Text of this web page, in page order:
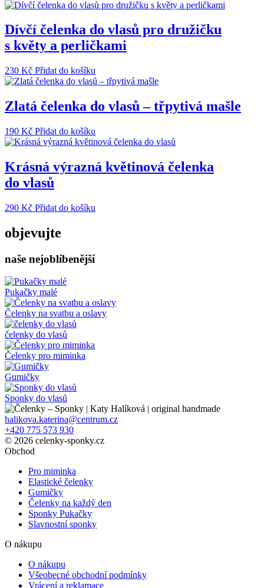
Dívčí čelenka do vlasů pro družičku
s květy a perličkami
230 Kč Přidat do košíku
Zlatá čelenka do vlasů – třpytivá mašle
190 Kč Přidat do košíku
Krásná výrazná květinová čelenka
do vlasů
290 Kč Přidat do košíku
objevujte
naše nejoblíbenější
Pukačky malé
Čelenky na svatbu a oslavy
čelenky do vlasů
Čelenky pro miminka
Gumičky
Sponky do vlasů
halikova.katerina@centrum.cz
+420 775 573 930
© 2026 celenky-sponky.cz
Obchod
Pro miminka
Elastické čelenky
Gumičky
Čelenky na každý den
Sponky Pukačky
Slavnostní sponky
O nákupu
O nákupu
Všeobecné obchodní podmínky
Vrácení a reklamace